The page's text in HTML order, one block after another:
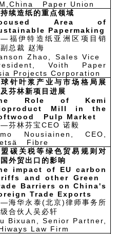
Paper Union
续造纸的重点领域
Area of
Papermaking
福伊特造纸亚洲区项目销
总裁 赵海
Zhao, Sales Vice
Voith Paper
Projects Corporation
针叶浆产业与市场格局展
芬林新项目进展
Role of Kemi
Mill in the
Pulp Market
芬林芬宝CEO 诺毅
Nousiainen, CEO,
Fibre
盟碳关税等绿色贸易规则对
外贸出口的影响
impact of EU carbon
and other Green
Barriers on China's
Trade Exports
海华永泰(北京)律师事务所
合伙人吴必轩
Bixuan, Senior Partner,
Law Firm